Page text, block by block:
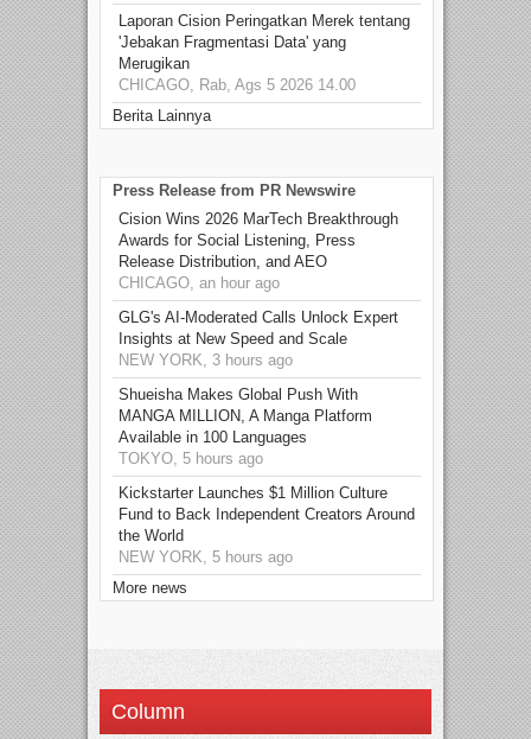
Laporan Cision Peringatkan Merek tentang
'Jebakan Fragmentasi Data' yang
Merugikan
CHICAGO, Rab, Ags 5 2026 14.00
Berita Lainnya
Press Release from PR Newswire
Cision Wins 2026 MarTech Breakthrough
Awards for Social Listening, Press
Release Distribution, and AEO
CHICAGO, an hour ago
GLG's AI-Moderated Calls Unlock Expert
Insights at New Speed and Scale
NEW YORK, 3 hours ago
Shueisha Makes Global Push With
MANGA MILLION, A Manga Platform
Available in 100 Languages
TOKYO, 5 hours ago
Kickstarter Launches $1 Million Culture
Fund to Back Independent Creators Around
the World
NEW YORK, 5 hours ago
More news
Column